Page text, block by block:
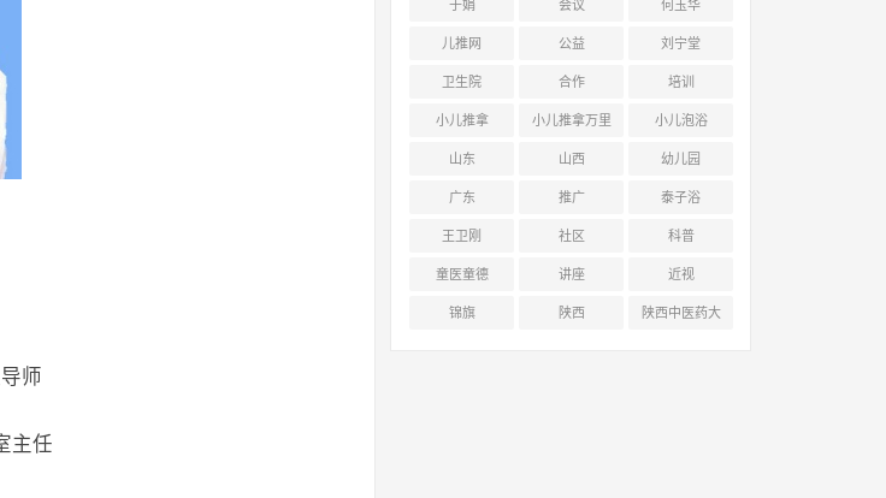
师
主任
于娟 会议 何玉华
儿推网 公益 刘宁堂
卫生院 合作 培训
小儿推拿 小儿推拿万里
行
小儿泡浴
山东 山西 幼儿园
广东 推广 泰子浴
王卫刚 社区 科普
童医童德 讲座 近视
锦旗 陕西 陕西中医药大